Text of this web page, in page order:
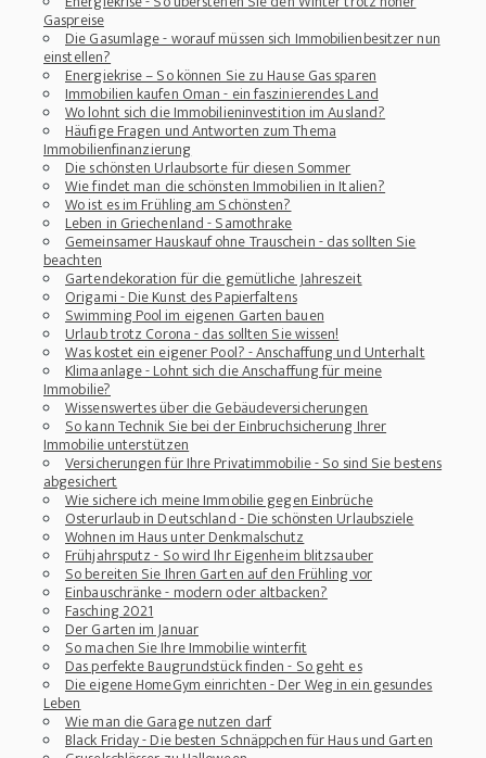
Gaspreise
Die Gasumlage - worauf müssen sich Immobilienbesitzer nun
einstellen?
Energiekrise – So können Sie zu Hause Gas sparen
Immobilien kaufen Oman - ein faszinierendes Land
Wo lohnt sich die Immobilieninvestition im Ausland?
Häufige Fragen und Antworten zum Thema
Immobilienfinanzierung
Die schönsten Urlaubsorte für diesen Sommer
Wie findet man die schönsten Immobilien in Italien?
Wo ist es im Frühling am Schönsten?
Leben in Griechenland - Samothrake
Gemeinsamer Hauskauf ohne Trauschein - das sollten Sie
beachten
Gartendekoration für die gemütliche Jahreszeit
Origami - Die Kunst des Papierfaltens
Swimming Pool im eigenen Garten bauen
Urlaub trotz Corona - das sollten Sie wissen!
Was kostet ein eigener Pool? - Anschaffung und Unterhalt
Klimaanlage - Lohnt sich die Anschaffung für meine
Immobilie?
Wissenswertes über die Gebäudeversicherungen
So kann Technik Sie bei der Einbruchsicherung Ihrer
Immobilie unterstützen
Versicherungen für Ihre Privatimmobilie - So sind Sie bestens
abgesichert
Wie sichere ich meine Immobilie gegen Einbrüche
Osterurlaub in Deutschland - Die schönsten Urlaubsziele
Wohnen im Haus unter Denkmalschutz
Frühjahrsputz - So wird Ihr Eigenheim blitzsauber
So bereiten Sie Ihren Garten auf den Frühling vor
Einbauschränke - modern oder altbacken?
Fasching 2021
Der Garten im Januar
So machen Sie Ihre Immobilie winterfit
Das perfekte Baugrundstück finden - So geht es
Die eigene HomeGym einrichten - Der Weg in ein gesundes
Leben
Wie man die Garage nutzen darf
Black Friday - Die besten Schnäppchen für Haus und Garten